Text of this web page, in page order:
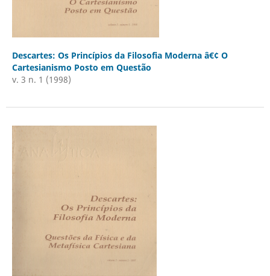
Descartes: Os Princípios da Filosofia Moderna â€¢ O
Cartesianismo Posto em Questão
v. 3 n. 1 (1998)